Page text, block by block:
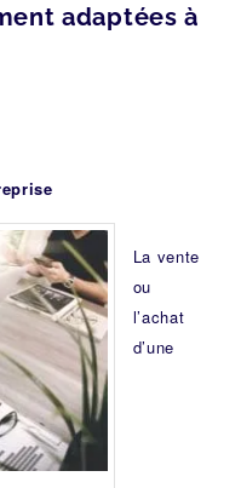
adaptées à
La vente
ou
l’achat
d’une